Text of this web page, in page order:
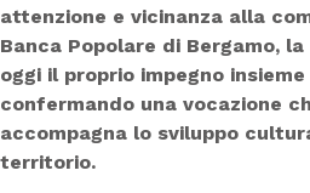
attenzione e vicinanza alla
Banca Popolare di Bergamo,
oggi il proprio impegno
confermando una vocazione
accompagna lo sviluppo
territorio.